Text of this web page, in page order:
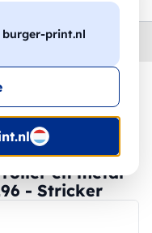
burger-print.nl
%
roller en métal
- Stricker